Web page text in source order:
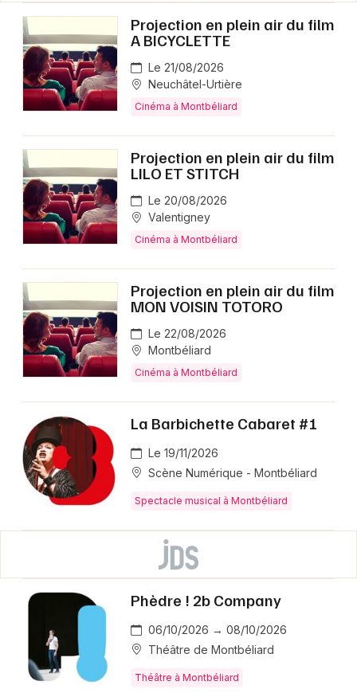
Projection en plein air du film
A BICYCLETTE
Le 21/08/2026
Neuchâtel-Urtière
Cinéma à Montbéliard
Projection en plein air du film
LILO ET STITCH
Le 20/08/2026
Valentigney
Cinéma à Montbéliard
Projection en plein air du film
MON VOISIN TOTORO
Le 22/08/2026
Montbéliard
Cinéma à Montbéliard
La Barbichette Cabaret #1
Le 19/11/2026
Scène Numérique - Montbéliard
Spectacle musical à Montbéliard
Phèdre ! 2b Company
06/10/2026 → 08/10/2026
Théâtre de Montbéliard
Théâtre à Montbéliard